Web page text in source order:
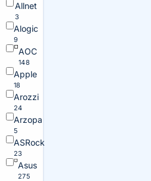
Allnet
3
Alogic
9
AOC
148
Apple
18
Arozzi
24
Arzopa
5
ASRock
23
Asus
275